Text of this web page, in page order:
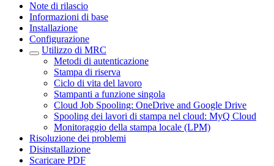
Note di rilascio
Informazioni di base
Installazione
Configurazione
Utilizzo di MRC
Metodi di autenticazione
Stampa di riserva
Ciclo di vita del lavoro
Stampanti a funzione singola
Cloud Job Spooling: OneDrive and Google Drive
Spooling dei lavori di stampa nel cloud: MyQ Cloud
Monitoraggio della stampa locale (LPM)
Risoluzione dei problemi
Disinstallazione
Scaricare PDF